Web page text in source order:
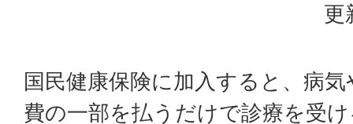
更
国民健康保険に加入すると、病
費の一部を払うだけで診療を受